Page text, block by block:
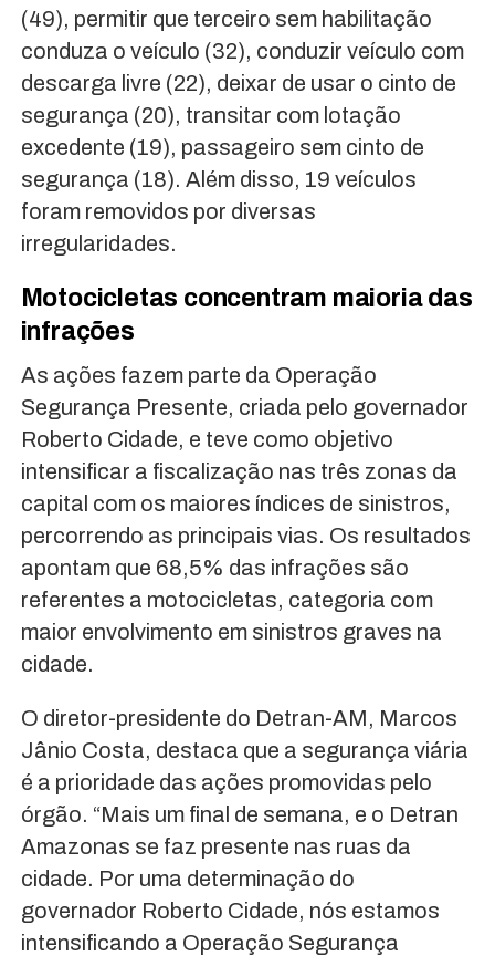
(49), permitir que terceiro sem habilitação
conduza o veículo (32), conduzir veículo com
descarga livre (22), deixar de usar o cinto de
segurança (20), transitar com lotação
excedente (19), passageiro sem cinto de
segurança (18). Além disso, 19 veículos
foram removidos por diversas
irregularidades.
Motocicletas concentram maioria das
infrações
As ações fazem parte da Operação
Segurança Presente, criada pelo governador
Roberto Cidade, e teve como objetivo
intensificar a fiscalização nas três zonas da
capital com os maiores índices de sinistros,
percorrendo as principais vias. Os resultados
apontam que 68,5% das infrações são
referentes a motocicletas, categoria com
maior envolvimento em sinistros graves na
cidade.
O diretor-presidente do Detran-AM, Marcos
Jânio Costa, destaca que a segurança viária
é a prioridade das ações promovidas pelo
órgão. “Mais um final de semana, e o Detran
Amazonas se faz presente nas ruas da
cidade. Por uma determinação do
governador Roberto Cidade, nós estamos
intensificando a Operação Segurança